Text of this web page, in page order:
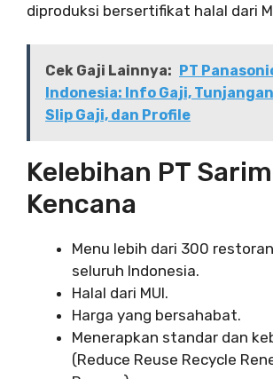
diproduksi bersertifikat halal dari
Cek Gaji Lainnya:
PT
Indonesia: Info Gaji,
Slip Gaji, dan Profile
Kelebihan PT
Kencana
Menu lebih dari 300
seluruh Indonesia.
Halal dari MUI.
Harga yang bersahabat.
Menerapkan standar dan
(Reduce Reuse Recycle